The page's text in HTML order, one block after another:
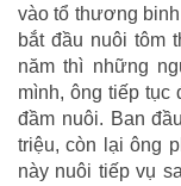
vào tổ thương
bắt đầu nuôi tôm
năm thì những
mình, ông tiếp tục
đầm nuôi. Ban
triệu, còn lại ông
này nuôi tiếp vụ